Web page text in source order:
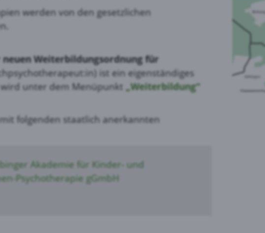
werden von den gesetzlichen
Weiterbildungsordnung für
ist ein eigenständiges
unter dem Menüpunkt „Weiterbildung“
folgenden staatlich anerkannten
Akademie für Kinder- und
Psychotherapie gGmbH